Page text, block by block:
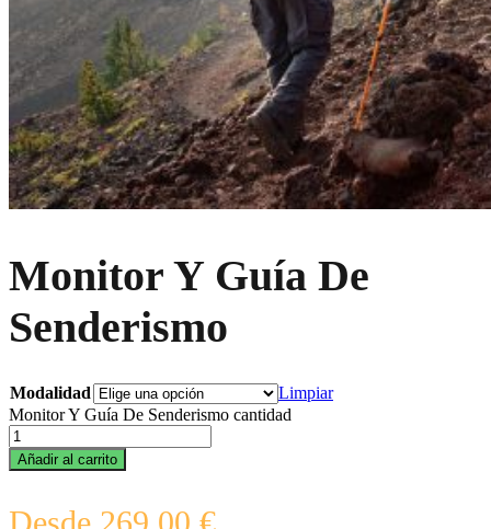
Monitor Y Guía De
Senderismo
Modalidad
Limpiar
Monitor Y Guía De Senderismo cantidad
Añadir al carrito